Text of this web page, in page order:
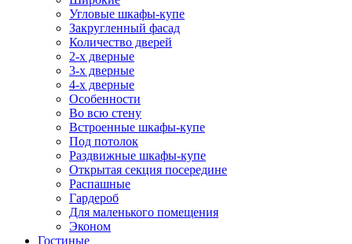
Угловые шкафы-купе
Закругленный фасад
Количество дверей
2-х дверные
3-х дверные
4-х дверные
Особенности
Во всю стену
Встроенные шкафы-купе
Под потолок
Раздвижные шкафы-купе
Открытая секция посередине
Распашные
Гардероб
Для маленького помещения
Эконом
Гостиные